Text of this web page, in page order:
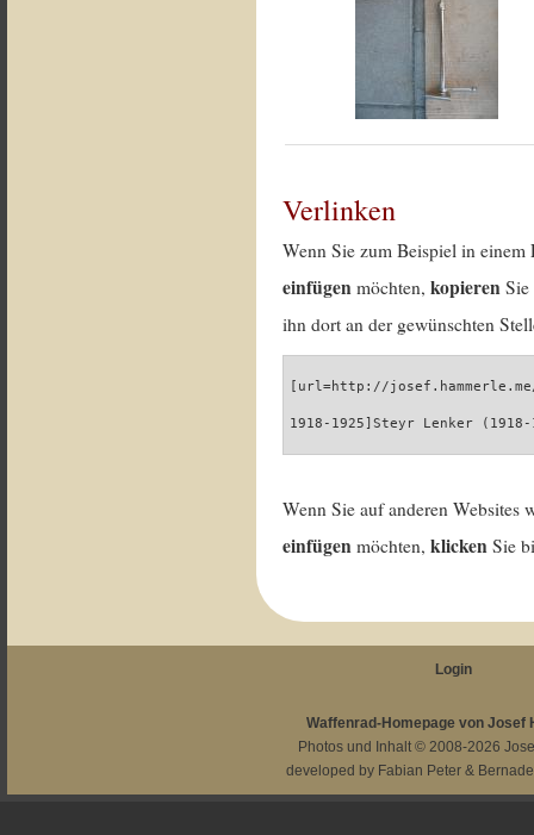
Verlinken
Wenn Sie zum Beispiel in
einfügen möchten,kopieren
ihn dort an der gewünschten
[url=http://
1918-1925]Steyr Lenker
Wenn Sie auf anderen
einfügen möchten,klicken Sie
Login
Waffenrad-Homepage von Josef
Photos und Inhalt © 2008-2026
developed by Fabian Peter &